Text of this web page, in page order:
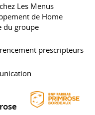
Les Menus
de Home
du groupe
prescripteurs